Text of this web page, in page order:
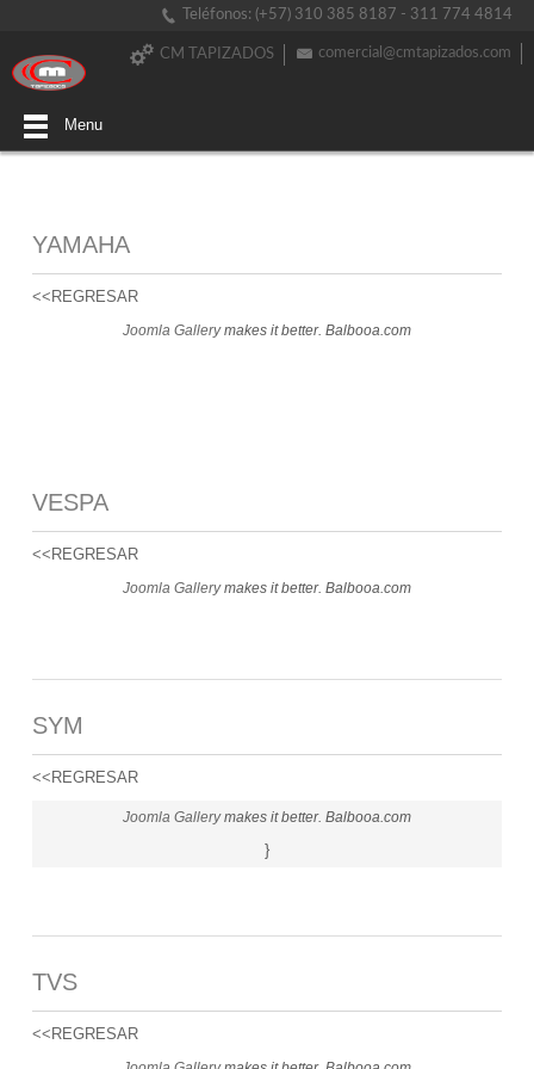
Teléfonos: (+57) 310 385 8187 - 311 774 4814
comercial@cmtapizados.com
CM TAPIZADOS
Menu
YAMAHA
<<REGRESAR
Joomla Gallerymakes it better. Balbooa.com
VESPA
<<REGRESAR
Joomla Gallerymakes it better. Balbooa.com
SYM
<<REGRESAR
Joomla Gallerymakes it better. Balbooa.com
}
TVS
<<REGRESAR